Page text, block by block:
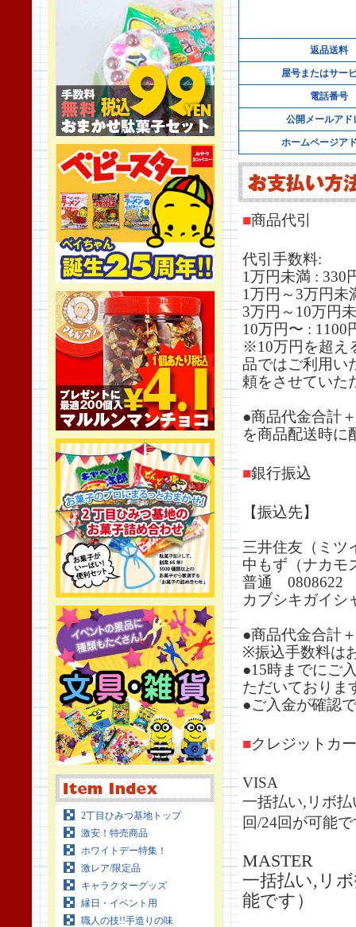
2丁目ひみつ基地トップ
激安！特売商品
ホワイトデー特集！
激レア/限定品
キャラクターグッズ
縁日・イベント用
職人の技!!手造りの味
返品送料
屋号またはサー
電話番号
公開メールアド
ホームページア
■商品代引
代引手数料:
1万円未満 : 330
1万円～3万円未
3万円～10万円
10万円〜 : 1100
※10万円を超え
品ではご利用い
頼をさせていた
●商品代金合計
を商品配送時に
■銀行振込
【振込先】
三井住友（ミツ
中もず（ナカモ
普通 0808622
カブシキガイシ
●商品代金合計
※振込手数料は
●15時までにご
ただいておりま
●ご入金が確認
■クレジットカ
VISA
一括払い,リボ
回/24回が可能
MASTER
一括払い,リ
能です）